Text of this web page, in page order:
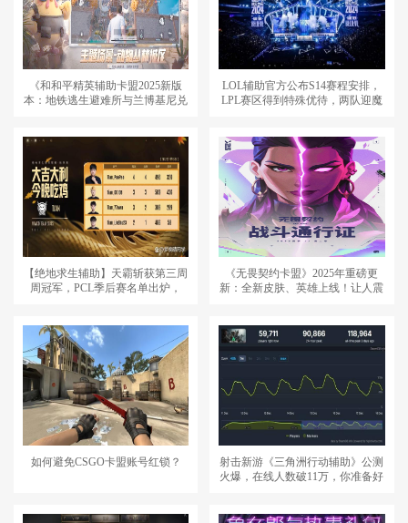
《和和平精英辅助卡盟2025新版
本：地铁逃生避难所与兰博基尼兑
LOL辅助官方公布S14赛程安排，
LPL赛区得到特殊优待，两队迎魔
【绝地求生辅助】天霸斩获第三周
周冠军，PCL季后赛名单出炉，
《无畏契约卡盟》2025年重磅更
新：全新皮肤、英雄上线！让人震
如何避免CSGO卡盟账号红锁？
射击新游《三角洲行动辅助》公测
火爆，在线人数破11万，你准备好